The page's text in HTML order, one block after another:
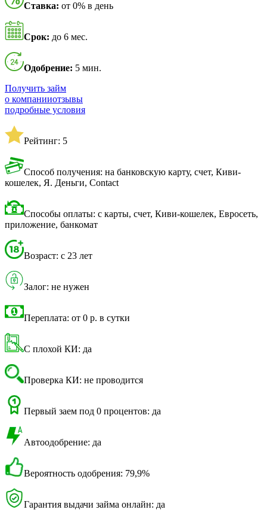
Ставка: от 0% в день
Срок: до 6 мес.
Одобрение: 5 мин.
Получить займ
о компанииотзывы
подробные условия
Рейтинг: 5
Способ получения: на банковскую карту, счет, Киви-
кошелек, Я. Деньги, Contact
Способы оплаты: с карты, счет, Киви-кошелек, Евросеть,
приложение, банкомат
Возраст: с 23 лет
Залог: не нужен
Переплата: от 0 р. в сутки
С плохой КИ: да
Проверка КИ: не проводится
Первый заем под 0 процентов: да
Автоодобрение: да
Вероятность одобрения: 79,9%
Гарантия выдачи займа онлайн: да